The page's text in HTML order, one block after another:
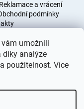
umožnili
díky analýze
použitelnost. Více
Reklamace a vrácení
podmínky
a platba